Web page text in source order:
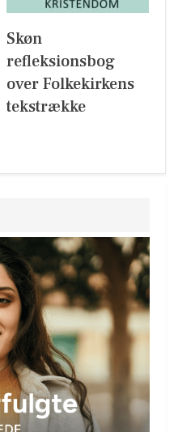
Skøn
refleksionsbog
over Folkekirkens
tekstrække